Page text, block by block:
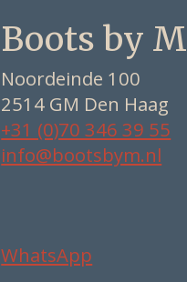
Boots by M
Noordeinde 100
2514 GM Den Haag
+31 (0)70 346 39 55
info@bootsbym.nl
WhatsApp